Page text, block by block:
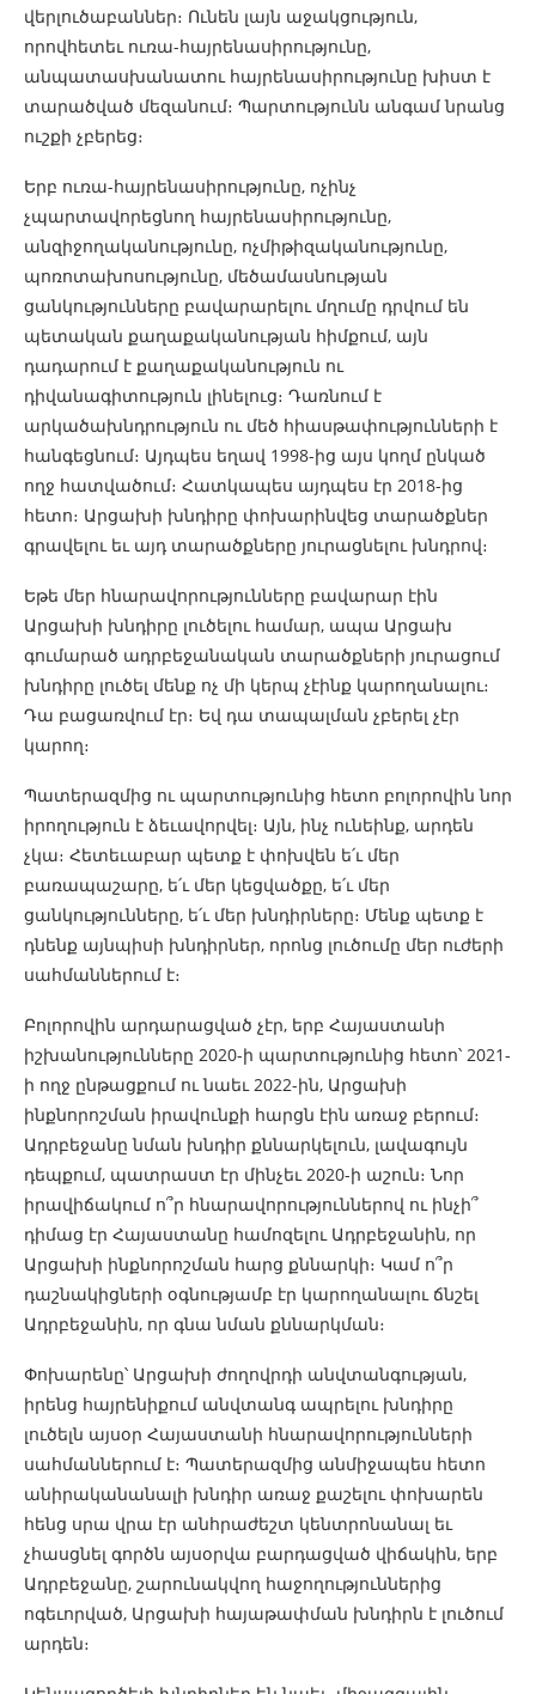
վերլուծաբաններ։ Ունեն լայն աջակցություն,
որովհետեւ ուռա-հայրենասիրությունը,
անպատասխանատու հայրենասիրությունը խիստ է
տարածված մեզանում։ Պարտությունն անգամ նրանց
ուշքի չբերեց։
Երբ ուռա-հայրենասիրությունը, ոչինչ
չպարտավորեցնող հայրենասիրությունը,
անզիջողականությունը, ոչմիթիզականությունը,
պոռոտախոսությունը, մեծամասնության
ցանկությունները բավարարելու մղումը դրվում են
պետական քաղաքականության հիմքում, այն
դադարում է քաղաքականություն ու
դիվանագիտություն լինելուց։ Դառնում է
արկածախնդրություն ու մեծ հիասթափությունների է
հանգեցնում։ Այդպես եղավ 1998-ից այս կողմ ընկած
ողջ հատվածում։ Հատկապես այդպես էր 2018-ից
հետո։ Արցախի խնդիրը փոխարինվեց տարածքներ
գրավելու եւ այդ տարածքները յուրացնելու խնդրով։
Եթե մեր հնարավորությունները բավարար էին
Արցախի խնդիրը լուծելու համար, ապա Արցախ
գումարած ադրբեջանական տարածքների յուրացում
խնդիրը լուծել մենք ոչ մի կերպ չէինք կարողանալու։
Դա բացառվում էր։ Եվ դա տապալման չբերել չէր
կարող։
Պատերազմից ու պարտությունից հետո բոլորովին նոր
իրողություն է ձեւավորվել։ Այն, ինչ ունեինք, արդեն
չկա։ Հետեւաբար պետք է փոխվեն ե՛ւ մեր
բառապաշարը, ե՛ւ մեր կեցվածքը, ե՛ւ մեր
ցանկությունները, ե՛ւ մեր խնդիրները։ Մենք պետք է
դնենք այնպիսի խնդիրներ, որոնց լուծումը մեր ուժերի
սահմաններում է։
Բոլորովին արդարացված չէր, երբ Հայաստանի
իշխանությունները 2020-ի պարտությունից հետո՝ 2021-
ի ողջ ընթացքում ու նաեւ 2022-ին, Արցախի
ինքնորոշման իրավունքի հարցն էին առաջ բերում։
Ադրբեջանը նման խնդիր քննարկելուն, լավագույն
դեպքում, պատրաստ էր մինչեւ 2020-ի աշուն։ Նոր
իրավիճակում ո՞ր հնարավորություններով ու ինչի՞
դիմաց էր Հայաստանը համոզելու Ադրբեջանին, որ
Արցախի ինքնորոշման հարց քննարկի։ Կամ ո՞ր
դաշնակիցների օգնությամբ էր կարողանալու ճնշել
Ադրբեջանին, որ գնա նման քննարկման։
Փոխարենը՝ Արցախի ժողովրդի անվտանգության,
իրենց հայրենիքում անվտանգ ապրելու խնդիրը
լուծելն այսօր Հայաստանի հնարավորությունների
սահմաններում է։ Պատերազմից անմիջապես հետո
անիրականանալի խնդիր առաջ քաշելու փոխարեն
հենց սրա վրա էր անհրաժեշտ կենտրոնանալ եւ
չհասցնել գործն այսօրվա բարդացված վիճակին, երբ
Ադրբեջանը, շարունակվող հաջողություններից
ոգեւորված, Արցախի հայաթափման խնդիրն է լուծում
արդեն։